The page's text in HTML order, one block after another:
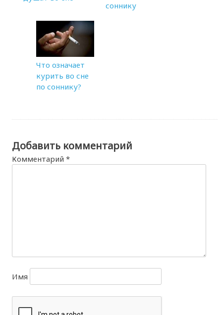
соннику
Что означает
курить во сне
по соннику?
Добавить комментарий
Комментарий*
Имя